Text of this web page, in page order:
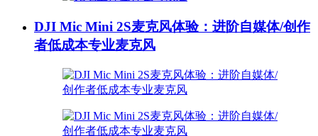
DJI Mic Mini 2S麦克风体验：进阶自媒体/创作
者低成本专业麦克风